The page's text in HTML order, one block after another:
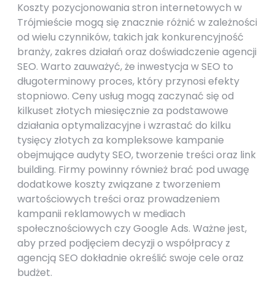
Koszty pozycjonowania stron internetowych w
Trójmieście mogą się znacznie różnić w zależności
od wielu czynników, takich jak konkurencyjność
branży, zakres działań oraz doświadczenie agencji
SEO. Warto zauważyć, że inwestycja w SEO to
długoterminowy proces, który przynosi efekty
stopniowo. Ceny usług mogą zaczynać się od
kilkuset złotych miesięcznie za podstawowe
działania optymalizacyjne i wzrastać do kilku
tysięcy złotych za kompleksowe kampanie
obejmujące audyty SEO, tworzenie treści oraz link
building. Firmy powinny również brać pod uwagę
dodatkowe koszty związane z tworzeniem
wartościowych treści oraz prowadzeniem
kampanii reklamowych w mediach
społecznościowych czy Google Ads. Ważne jest,
aby przed podjęciem decyzji o współpracy z
agencją SEO dokładnie określić swoje cele oraz
budżet.